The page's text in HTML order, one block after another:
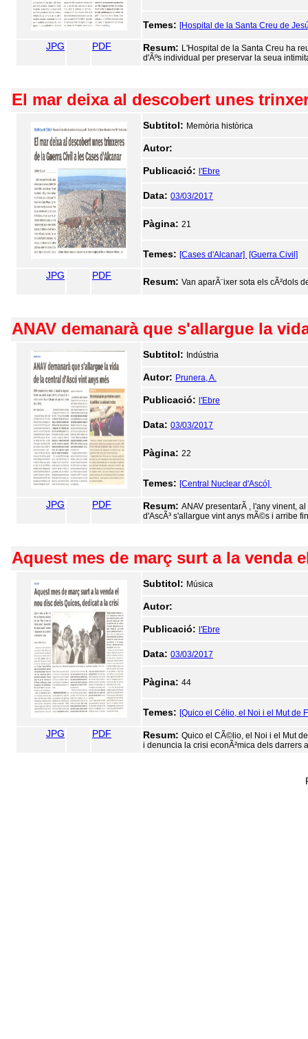
Temes: [Hospital de la Santa Creu de
JPG PDF Resum: L'Hospital de la Santa Creu ha
d'Ãºs individual per preservar la seua
El mar deixa al descobert unes
Subtitol: Memòria històrica
Autor:
Publicació: l'Ebre
Data: 03/03/2017
Pàgina: 21
Temes: [Cases d'Alcanar] [Guerra Civil]
JPG PDF
Resum: Van aparÃ¨ixer sota els cÃ²dols
ANAV demanarà que s'allargue la
Subtitol: Indústria
Autor: Prunera, A.
Publicació: l'Ebre
Data: 03/03/2017
Pàgina: 22
Temes: [Central Nuclear d'Ascó]
JPG PDF Resum: ANAV presentarÃ , l'any vinent,
d'AscÃ³ s'allargue vint anys mÃ©s i arribe
Aquest mes de març surt a la venda
Subtitol: Música
Autor:
Publicació: l'Ebre
Data: 03/03/2017
Pàgina: 44
Temes: [Quico el Célio, el Noi i el Mut de
JPG PDF Resum: Quico el CÃ©lio, el Noi i el Mut
i denuncia la crisi econÃ²mica dels darrers